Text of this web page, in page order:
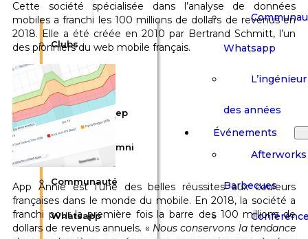
Clubs
Interviews
Ils ont fait l’Isep
Paroles d’Alumni
Communauté
Whatsapp
Whatsapp
des années
Événements
Afterworks
Barbecues
Cette société spécialisée dans l’analyse de données
mobiles a franchi les 100 millions de dollars de revenus en
2018. Elle a été créée en 2010 par Bertrand Schmitt, l’un
des pionniers du web mobile français.
App Annie est l’une des belles réussites aux couleurs
françaises dans le monde du mobile. En 2018, la société a
franchi pour la première fois la barre des 100 millions de
dollars de revenus annuels. « Nous conservons la tendance